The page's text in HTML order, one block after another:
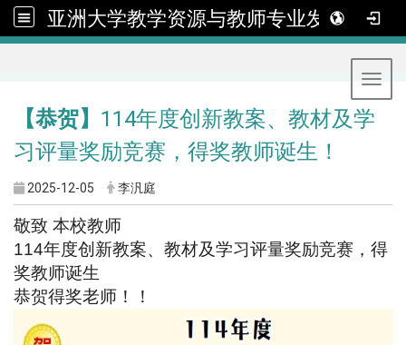
亚洲大学教学资源与教师专业发展中心
【恭贺】 114年度创新教案、教材及学
习评量奖励竞赛，得奖教师诞生！
2025-12-05 李汎庭
敬致 本校教师
114年度创新教案、教材及学习评量奖励竞赛，得
奖教师诞生
恭贺得奖老师！！